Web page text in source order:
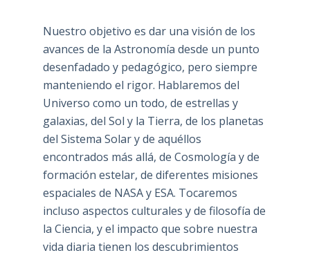
Nuestro objetivo es dar una visión de los
avances de la Astronomía desde un punto
desenfadado y pedagógico, pero siempre
manteniendo el rigor. Hablaremos del
Universo como un todo, de estrellas y
galaxias, del Sol y la Tierra, de los planetas
del Sistema Solar y de aquéllos
encontrados más allá, de Cosmología y de
formación estelar, de diferentes misiones
espaciales de NASA y ESA. Tocaremos
incluso aspectos culturales y de filosofía de
la Ciencia, y el impacto que sobre nuestra
vida diaria tienen los descubrimientos